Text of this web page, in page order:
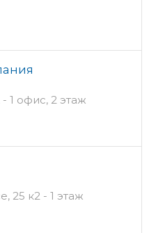
1 офис, 2 этаж
25 к2 - 1 этаж